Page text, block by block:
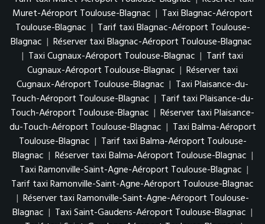
Muret-Aéroport Toulouse-Blagnac | Taxi Blagnac-Aéroport
Toulouse-Blagnac | Tarif taxi Blagnac-Aéroport Toulouse-
Blagnac | Réserver taxi Blagnac-Aéroport Toulouse-Blagnac
| Taxi Cugnaux-Aéroport Toulouse-Blagnac | Tarif taxi
Cugnaux-Aéroport Toulouse-Blagnac | Réserver taxi
Cugnaux-Aéroport Toulouse-Blagnac | Taxi Plaisance-du-
Touch-Aéroport Toulouse-Blagnac | Tarif taxi Plaisance-du-
Touch-Aéroport Toulouse-Blagnac | Réserver taxi Plaisance-
du-Touch-Aéroport Toulouse-Blagnac | Taxi Balma-Aéroport
Toulouse-Blagnac | Tarif taxi Balma-Aéroport Toulouse-
Blagnac | Réserver taxi Balma-Aéroport Toulouse-Blagnac |
Taxi Ramonville-Saint-Agne-Aéroport Toulouse-Blagnac |
Tarif taxi Ramonville-Saint-Agne-Aéroport Toulouse-Blagnac
| Réserver taxi Ramonville-Saint-Agne-Aéroport Toulouse-
Blagnac | Taxi Saint-Gaudens-Aéroport Toulouse-Blagnac |